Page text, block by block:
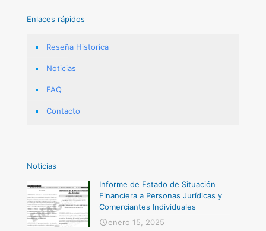
Enlaces rápidos
Reseña Historica
Noticias
FAQ
Contacto
Noticias
Informe de Estado de Situación
Financiera a Personas Jurídicas y
Comerciantes Individuales
enero 15, 2025